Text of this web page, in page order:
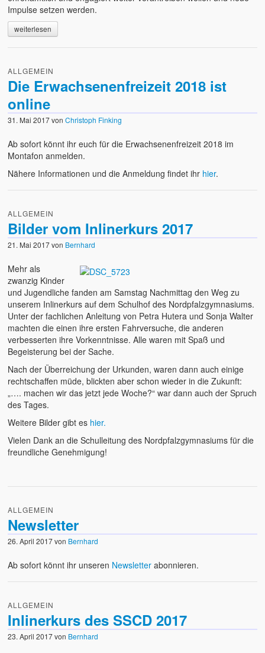
Impulse setzen werden.
weiterlesen
ALLGEMEIN
Die Erwachsenenfreizeit 2018 ist
online
31. Mai 2017 vonChristoph Finking
Ab sofort könnt ihr euch für die Erwachsenenfreizeit 2018 im
Montafon anmelden.
Nähere Informationen und die Anmeldung findet ihr hier.
ALLGEMEIN
Bilder vom Inlinerkurs 2017
21. Mai 2017 von Bernhard
Mehr als
zwanzig Kinder
und Jugendliche fanden am Samstag Nachmittag den Weg zu
unserem Inlinerkurs auf dem Schulhof des Nordpfalzgymnasiums.
Unter der fachlichen Anleitung von Petra Hutera und Sonja Walter
machten die einen ihre ersten Fahrversuche, die anderen
verbesserten ihre Vorkenntnisse. Alle waren mit Spaß und
Begeisterung bei der Sache.
Nach der Überreichung der Urkunden, waren dann auch einige
rechtschaffen müde, blickten aber schon wieder in die Zukunft:
„…. machen wir das jetzt jede Woche?“ war dann auch der Spruch
des Tages.
Weitere Bilder gibt es hier.
Vielen Dank an die Schulleitung des Nordpfalzgymnasiums für die
freundliche Genehmigung!
ALLGEMEIN
Newsletter
26. April 2017 von Bernhard
Ab sofort könnt ihr unseren Newsletter abonnieren.
ALLGEMEIN
Inlinerkurs des SSCD 2017
23. April 2017 von Bernhard